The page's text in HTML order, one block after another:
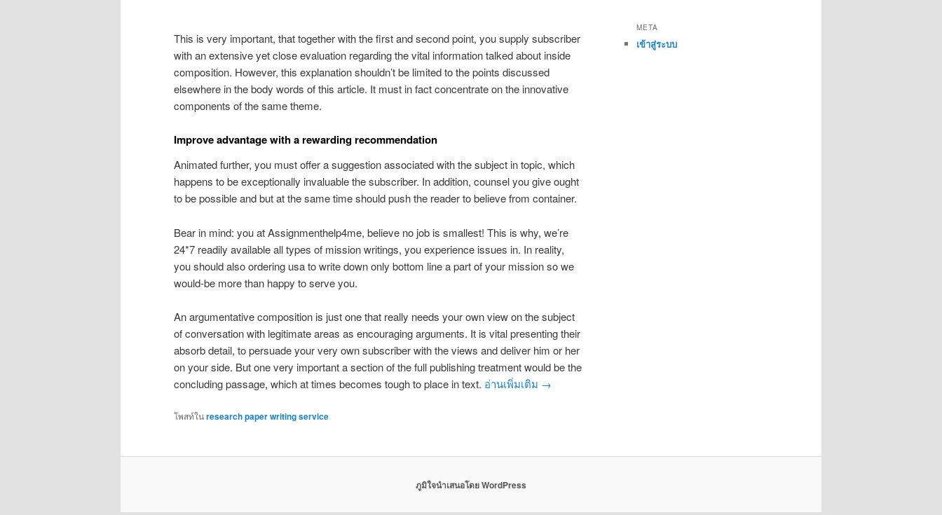
This is very important, that together with the first and second point, you supply subscriber
with an extensive yet close evaluation regarding the vital information talked about inside
composition. However, this explanation shouldn’t be limited to the points discussed
elsewhere in the body words of this article. It must in fact concentrate on the innovative
components of the same theme.
Improve advantage with a rewarding recommendation
Animated further, you must offer a suggestion associated with the subject in topic, which
happens to be exceptionally invaluable the subscriber. In addition, counsel you give ought
to be possible and but at the same time should push the reader to believe from container.
Bear in mind: you at Assignmenthelp4me, believe no job is smallest! This is why, we’re
24*7 readily available all types of mission writings, you experience issues in. In reality,
you should also ordering usa to write down only bottom line a part of your mission so we
would-be more than happy to serve you.
An argumentative composition is just one that really needs your own view on the subject
of conversation with legitimate areas as encouraging arguments. It is vital presenting their
absorb detail, to persuade your very own subscriber with the views and deliver him or her
on your side. But one very important a section of the full publishing treatment would be the
concluding passage, which at times becomes tough to place in text. อ่านเพิ่มเติม →
โพสท์ในresearch paper writing service
META
เข้าสู่ระบบ
ภูมิใจนำเสนอโดย WordPress